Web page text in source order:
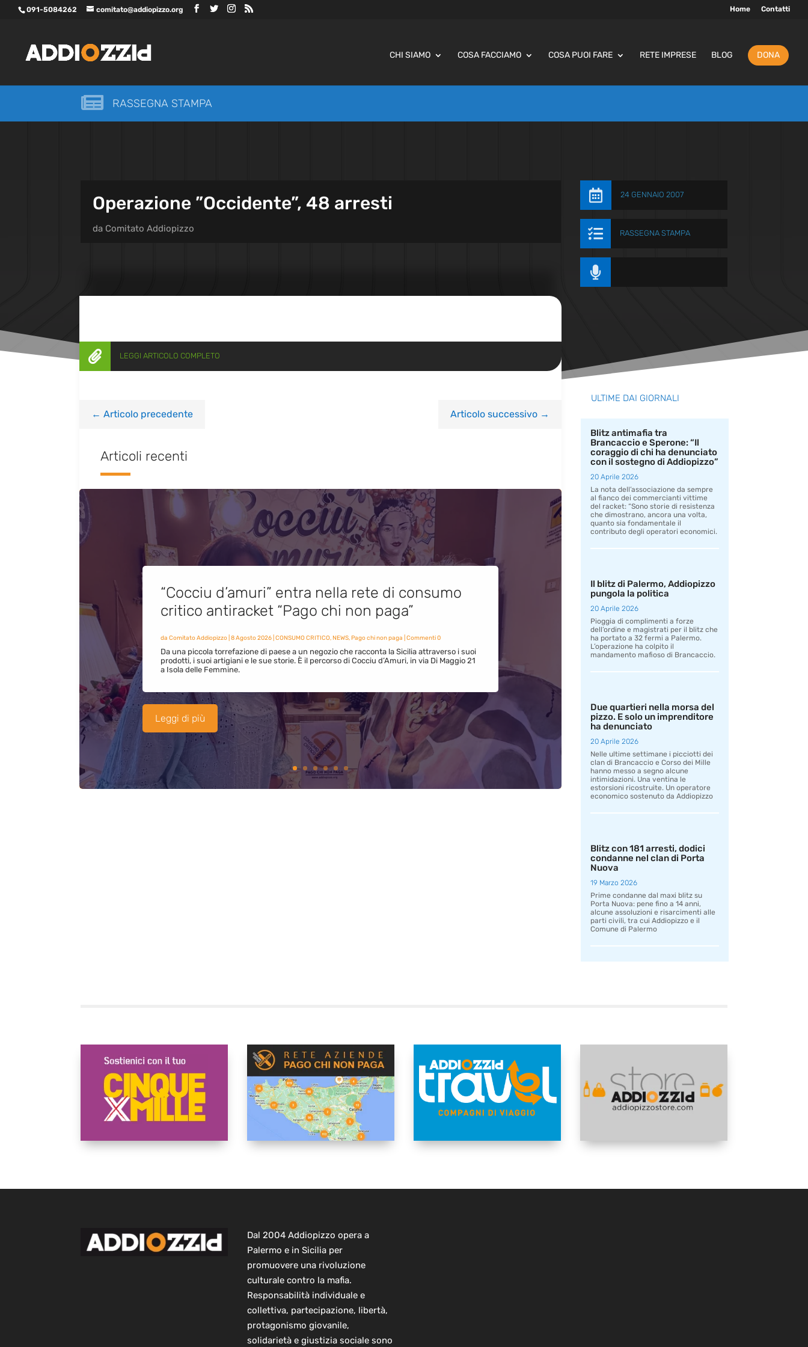
091-5084262 comitato@addiopizzo.org Home Contatti
CHI SIAMO COSA FACCIAMO COSA PUOI FARE RETE IMPRESE BLOG DONA
 RASSEGNA STAMPA
Operazione ”Occidente”, 48 arresti
da Comitato Addiopizzo
 24 GENNAIO 2007
 RASSEGNA STAMPA

 LEGGI ARTICOLO COMPLETO
← Articolo precedente Articolo successivo→
Articoli recenti
“Cocciu d’amuri” entra nella rete di consumo
critico antiracket “Pago chi non paga”
da Comitato Addiopizzo| 8 Agosto 2026| CONSUMO CRITICO,NEWS,Pago chi non paga | Commenti 0
Da una piccola torrefazione di paese a un negozio che racconta la Sicilia attraverso i suoi
prodotti, i suoi artigiani e le sue storie. È il percorso di Cocciu d’Amuri, in via Di Maggio 21
a Isola delle Femmine.
Leggi di più
ULTIME DAI GIORNALI
Blitz antimafia tra
Brancaccio e Sperone: “Il
coraggio di chi ha denunciato
con il sostegno di Addiopizzo”
20 Aprile 2026
La nota dell’associazione da sempre
al fianco dei commercianti vittime
del racket: “Sono storie di resistenza
che dimostrano, ancora una volta,
quanto sia fondamentale il
contributo degli operatori economici.
Il blitz di Palermo, Addiopizzo
pungola la politica
20 Aprile 2026
Pioggia di complimenti a forze
dell’ordine e magistrati per il blitz che
ha portato a 32 fermi a Palermo.
L’operazione ha colpito il
mandamento mafioso di Brancaccio.
Due quartieri nella morsa del
pizzo. E solo un imprenditore
ha denunciato
20 Aprile 2026
Nelle ultime settimane i picciotti dei
clan di Brancaccio e Corso dei Mille
hanno messo a segno alcune
intimidazioni. Una ventina le
estorsioni ricostruite. Un operatore
economico sostenuto da Addiopizzo
Blitz con 181 arresti, dodici
condanne nel clan di Porta
Nuova
19 Marzo 2026
Prime condanne dal maxi blitz su
Porta Nuova: pene fino a 14 anni,
alcune assoluzioni e risarcimenti alle
parti civili, tra cui Addiopizzo e il
Comune di Palermo
Dal 2004 Addiopizzo opera a
Palermo e in Sicilia per
promuovere una rivoluzione
culturale contro la mafia.
Responsabilità individuale e
collettiva, partecipazione, libertà,
protagonismo giovanile,
solidarietà e giustizia sociale sono